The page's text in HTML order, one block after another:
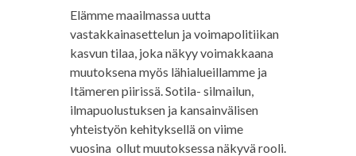
Elämme maailmassa uutta
vastakkainasettelun ja voimapolitiikan
kasvun tilaa, joka näkyy voimakkaana
muutoksena myös lähialueillamme ja
Itämeren piirissä. Sotila- silmailun,
ilmapuolustuksen ja kansainvälisen
yhteistyön kehityksellä on viime
vuosina ollut muutoksessa näkyvä rooli.